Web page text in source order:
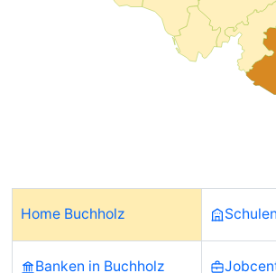
Home Buchholz
Banken in Buchholz